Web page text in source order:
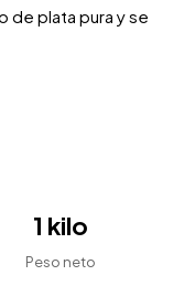
de plata pura y se
1 kilo
Peso neto